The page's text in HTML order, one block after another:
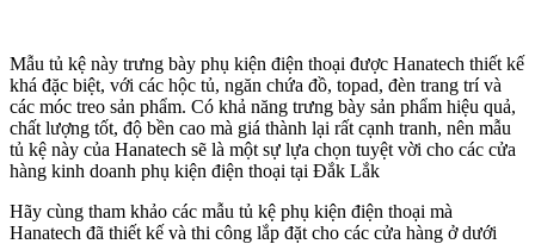
Mẫu tủ kệ này trưng bày phụ kiện điện thoại được Hanatech thiết kế
khá đặc biệt, với các hộc tủ, ngăn chứa đồ, topad, đèn trang trí và
các móc treo sản phẩm. Có khả năng trưng bày sản phẩm hiệu quả,
chất lượng tốt, độ bền cao mà giá thành lại rất cạnh tranh, nên mẫu
tủ kệ này của Hanatech sẽ là một sự lựa chọn tuyệt vời cho các cửa
hàng kinh doanh phụ kiện điện thoại tại Đắk Lắk
Hãy cùng tham khảo các mẫu tủ kệ phụ kiện điện thoại mà
Hanatech đã thiết kế và thi công lắp đặt cho các cửa hàng ở dưới